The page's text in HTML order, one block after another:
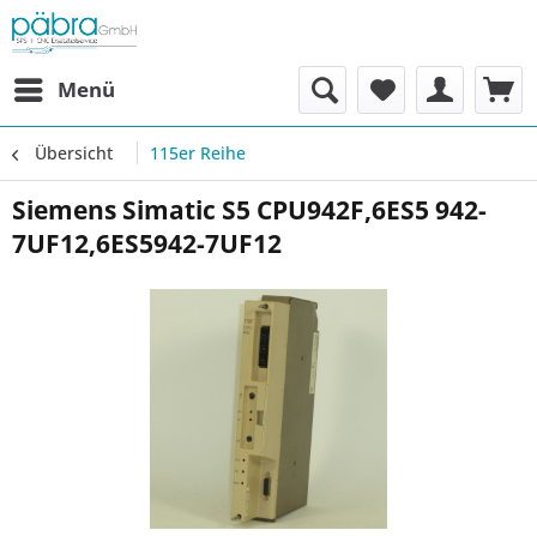
Menü
Übersicht 115er Reihe
Siemens Simatic S5 CPU942F,6ES5 942-
7UF12,6ES5942-7UF12